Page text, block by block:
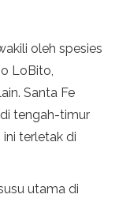
oleh spesies
LoBito,
Santa Fe
tengah-timur
terletak di
utama di